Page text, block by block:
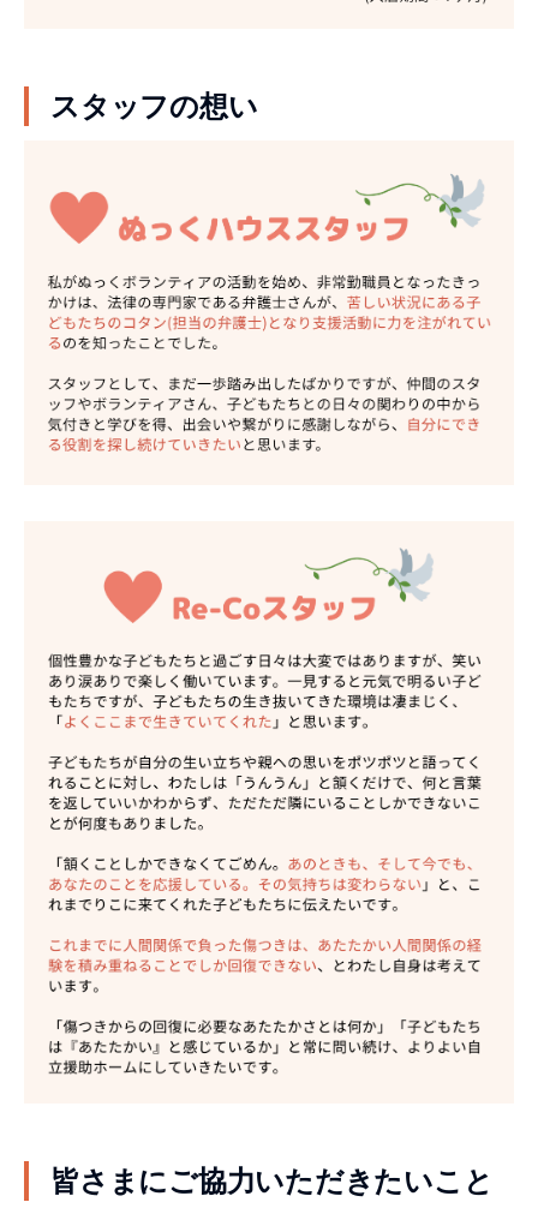
スタッフの想い
皆さまにご協力いただきたいこと